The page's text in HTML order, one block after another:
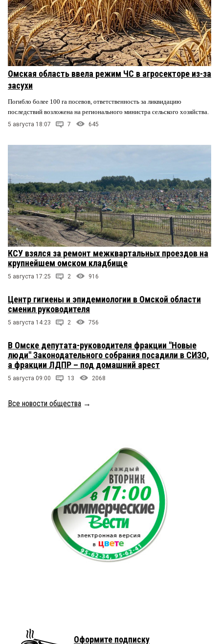
Омская область ввела режим ЧС в агросекторе из-за
засухи
Погибло более 100 га посевов, ответственность за ликвидацию
последствий возложена на регионального министра сельского хозяйства.
5 августа 18:07 7 645
КСУ взялся за ремонт межквартальных проездов на
крупнейшем омском кладбище
5 августа 17:25 2 916
Центр гигиены и эпидемиологии в Омской области
сменил руководителя
5 августа 14:23 2 756
В Омске депутата-руководителя фракции "Новые
люди" Законодательного собрания посадили в СИЗО,
а фракции ЛДПР – под домашний арест
5 августа 09:00 13 2068
Все новости общества →
Оформите подписку